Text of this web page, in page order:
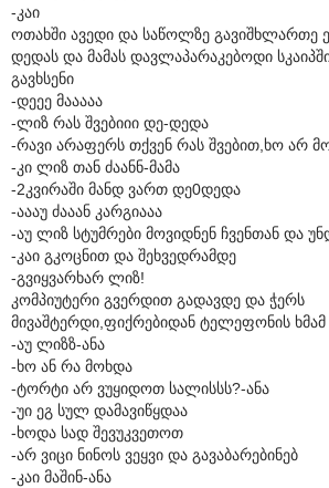
-კაი
ოთახში ავედი და საწოლზე გავიშხლართე
დედას და მამას დავლაპარაკებოდი
გავხსენი
-დეეე მააააა
-ლიზ რას შვებიიი დე-დედა
-რავი არაფერს თქვენ რას შვებით,ხო არ
-კი ლიზ თან ძაანნ-მამა
-2კვირაში მანდ ვართ დე0დედა
-აააუ ძააან კარგიააა
-აუ ლიზ სტუმრები მოვიდნენ ჩვენთან და
-კაი გკოცნით და შეხვედრამდე
-გვიყვარხარ ლიზ!
კომპიუტერი გვერდით გადავდე და ჭერს
მივაშტერდი,ფიქრებიდან ტელეფონის ხმამ
-აუ ლიზზ-ანა
-ხო ან რა მოხდა
-ტორტი არ ვუყიდოთ სალისსს?-ანა
-უი ეგ სულ დამავიწყდაა
-ხოდა სად შევუკვეთოთ
-არ ვიცი ნინოს ვეყვი და გავაბარებინებ
-კაი მაშინ-ანა